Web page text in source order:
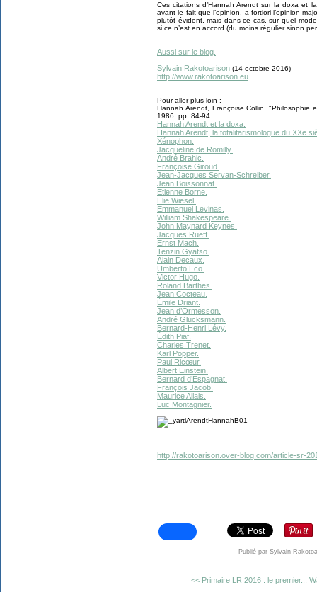
Ces citations d’Hannah Arendt sur la doxa et
avant le fait que l’opinion, a fortiori l’opinion
plutôt évident, mais dans ce cas, sur quel
si ce n’est en accord (du moins régulier sinon
Aussi sur le blog.
Sylvain Rakotoarison (14 octobre 2016)
http://www.rakotoarison.eu
Pour aller plus loin :
Hannah Arendt, Françoise Collin. "Philosophie
1986, pp. 84-94.
Hannah Arendt et la doxa.
Hannah Arendt, la totalitarismologue du XXe
Xénophon.
Jacqueline de Romilly.
André Brahic.
Françoise Giroud.
Jean-Jacques Servan-Schreiber.
Jean Boissonnat.
Étienne Borne.
Elie Wiesel.
Emmanuel Levinas.
William Shakespeare.
John Maynard Keynes.
Jacques Rueff.
Ernst Mach.
Tenzin Gyatso.
Alain Decaux.
Umberto Eco.
Victor Hugo.
Roland Barthes.
Jean Cocteau.
Émile Driant.
Jean d’Ormesson.
André Glucksmann.
Bernard-Henri Lévy.
Édith Piaf.
Charles Trenet.
Karl Popper.
Paul Ricœur.
Albert Einstein.
Bernard d’Espagnat.
François Jacob.
Maurice Allais.
Luc Montagnier.
http://rakotoarison.over-blog.com/article-sr-
Publié par Sylvain
<< Primaire LR 2016 : le premier...